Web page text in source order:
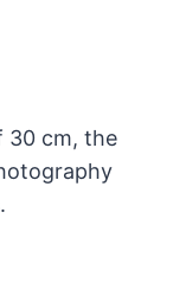
30 cm, the